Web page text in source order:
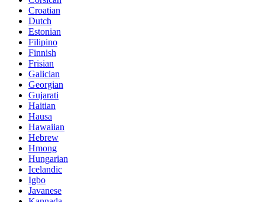
Croatian
Dutch
Estonian
Filipino
Finnish
Frisian
Galician
Georgian
Gujarati
Haitian
Hausa
Hawaiian
Hebrew
Hmong
Hungarian
Icelandic
Igbo
Javanese